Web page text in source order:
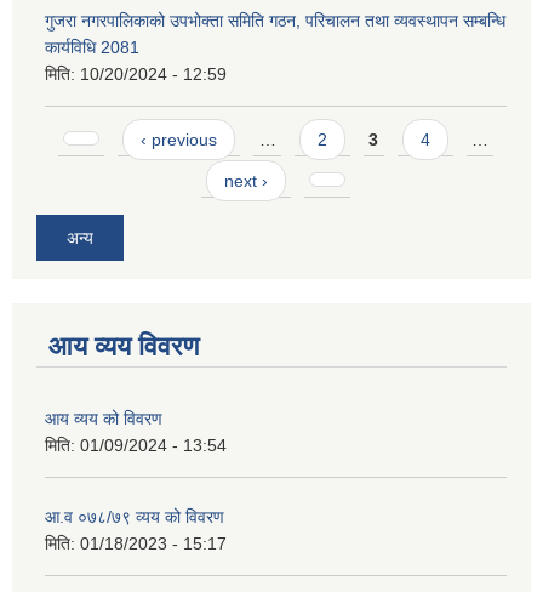
गुजरा नगरपालिकाको उपभोक्ता समिति गठन, परिचालन तथा व्यवस्थापन सम्बन्धि
कार्यविधि 2081
मिति: 10/20/2024 - 12:59
Pages ‹ previous … 2 3 4 …
next ›
अन्य
आय व्यय विवरण
आय व्यय को विवरण
मिति: 01/09/2024 - 13:54
आ.व ०७८/७९ व्यय को विवरण
मिति: 01/18/2023 - 15:17